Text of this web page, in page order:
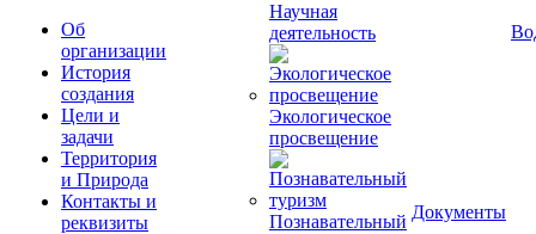
Об
организации
История
создания
Цели и
задачи
Территория
и Природа
Контакты и
реквизиты
Научная
деятельность
Экологическое
просвещение
Познавательный Документы